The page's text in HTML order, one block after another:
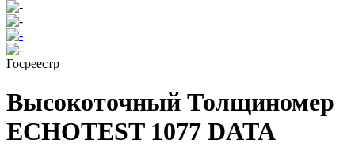
Госреестр
Высокоточный Толщиномер
ECHOTEST 1077 DATA